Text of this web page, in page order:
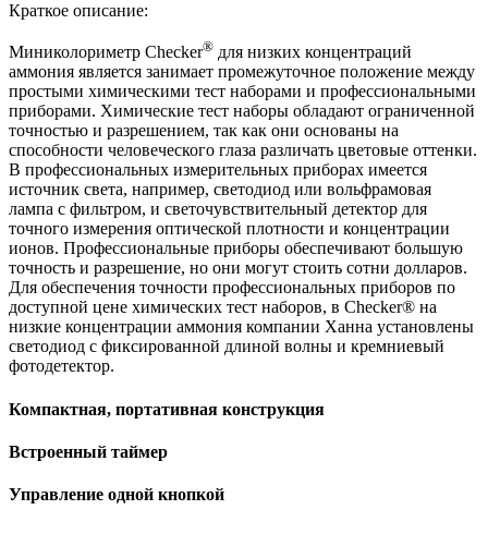
Краткое описание:
Миниколориметр Checker® для низких концентраций
аммония является занимает промежуточное положение между
простыми химическими тест наборами и профессиональными
приборами. Химические тест наборы обладают ограниченной
точностью и разрешением, так как они основаны на
способности человеческого глаза различать цветовые оттенки.
В профессиональных измерительных приборах имеется
источник света, например, светодиод или вольфрамовая
лампа с фильтром, и светочувствительный детектор для
точного измерения оптической плотности и концентрации
ионов. Профессиональные приборы обеспечивают большую
точность и разрешение, но они могут стоить сотни долларов.
Для обеспечения точности профессиональных приборов по
доступной цене химических тест наборов, в Checker® на
низкие концентрации аммония компании Ханна установлены
светодиод с фиксированной длиной волны и кремниевый
фотодетектор.
Компактная, портативная конструкция
Встроенный таймер
Управление одной кнопкой